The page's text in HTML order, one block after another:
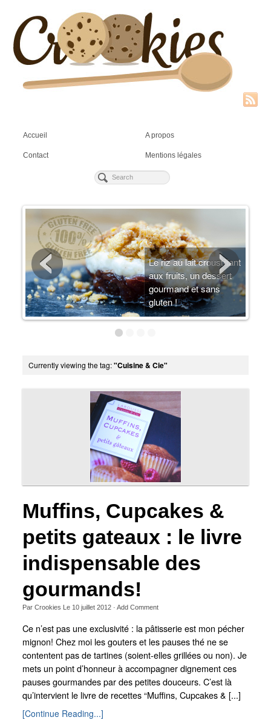
Accueil A propos
Contact Mentions légales
Le riz au lait croustillant
aux fruits, un dessert
gourmand et sans
gluten !
Currently viewing the tag:"Cuisine & Cie"
Muffins, Cupcakes &
petits gateaux : le livre
indispensable des
gourmands!
Par Crookies Le 10 juillet 2012· Add Comment
Ce n’est pas une exclusivité : la pâtisserie est mon pécher
mignon! Chez moi les gouters et les pauses thé ne se
contentent pas de tartines (soient-elles grillées ou non). Je
mets un point d’honneur à accompagner dignement ces
pauses gourmandes par des petites douceurs. C’est là
qu’intervient le livre de recettes “Muffins, Cupcakes & [...]
[Continue Reading...]